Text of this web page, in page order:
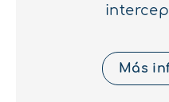
Más